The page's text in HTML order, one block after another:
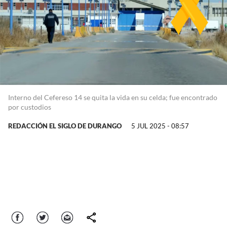
Interno del Cefereso 14 se quita la vida en su celda; fue encontrado
por custodios
REDACCIÓN EL SIGLO DE DURANGO 5 JUL 2025 - 08:57
Facebook Twitter Correo comparte